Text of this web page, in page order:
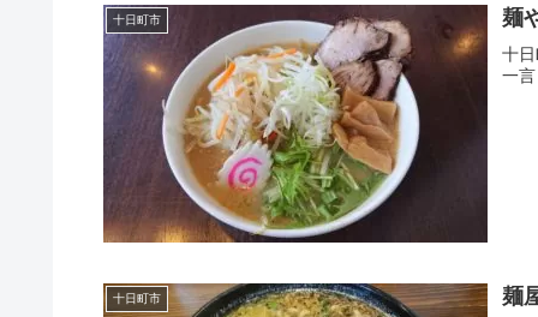
十日町市 麺
十
一言
十日町市 麺